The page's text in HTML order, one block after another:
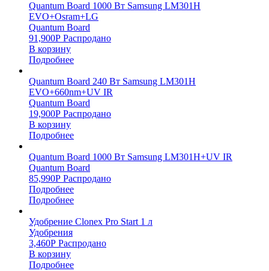
Quantum Board 1000 Вт Samsung LM301H
EVO+Osram+LG
Quantum Board
91,900Р Распродано
В корзину
Подробнее
Quantum Board 240 Вт Samsung LM301H
EVO+660nm+UV IR
Quantum Board
19,900Р Распродано
В корзину
Подробнее
Quantum Board 1000 Вт Samsung LM301H+UV IR
Quantum Board
85,990Р Распродано
Подробнее
Подробнее
Удобрение Clonex Pro Start 1 л
Удобрения
3,460Р Распродано
В корзину
Подробнее